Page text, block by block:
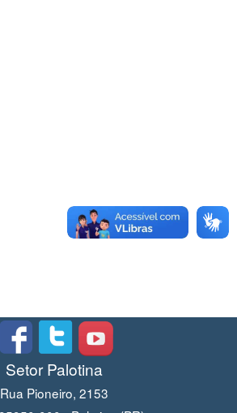
Setor Palotina
Rua Pioneiro, 2153